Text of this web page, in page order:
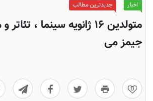
اخبار جدیدترین مطالب
متولدین ۱۶ ژانویه سینما ،
جیمز می
0